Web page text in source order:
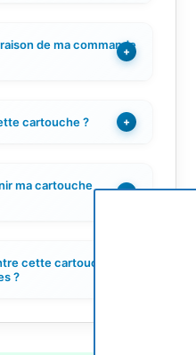
de ma commande
+
cartouche ? +
ma cartouche
+
cette cartouche et
?